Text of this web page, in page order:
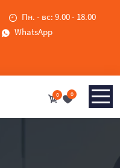
Пн. - вс: 9.00 - 18.00
WhatsApp
0 0